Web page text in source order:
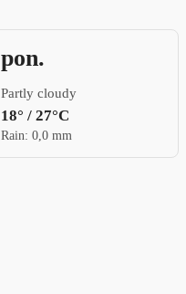
pon.
Partly cloudy
18° / 27°C
Rain: 0,0 mm